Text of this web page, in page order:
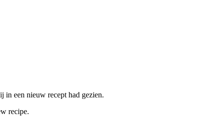
in een nieuw recept had gezien.
recipe.